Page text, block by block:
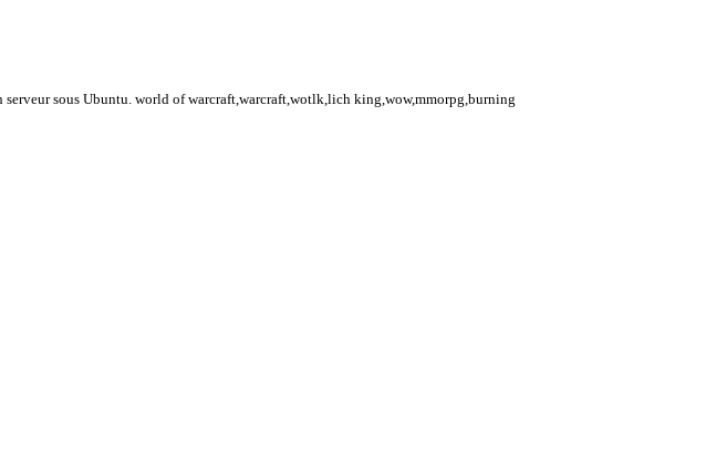
serveur sous Ubuntu. world of warcraft,warcraft,wotlk,lich king,wow,mmorpg,burning